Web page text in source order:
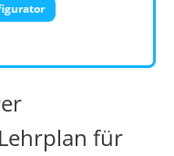
für